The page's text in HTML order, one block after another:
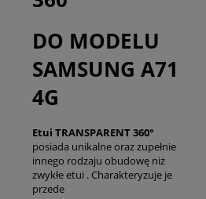
DO MODELU
SAMSUNG A71
4G
Etui TRANSPARENT 360°
posiada unikalne oraz zupełnie
innego rodzaju obudowę niż
zwykłe etui . Charakteryzuje je
przede